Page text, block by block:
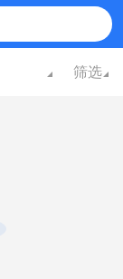
筛选